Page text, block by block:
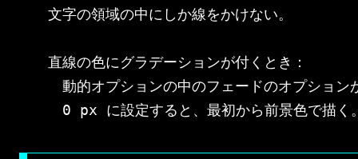
文字の領域の中にしか線をかけない。
直線の色にグラデーションが付くとき：
動的オプションの中のフェードのオプショ